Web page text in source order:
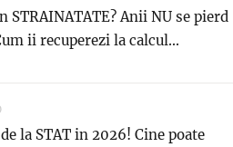
STRAINATATE? Anii NU se pierd
ii recuperezi la calcul...
de la STAT in 2026! Cine poate